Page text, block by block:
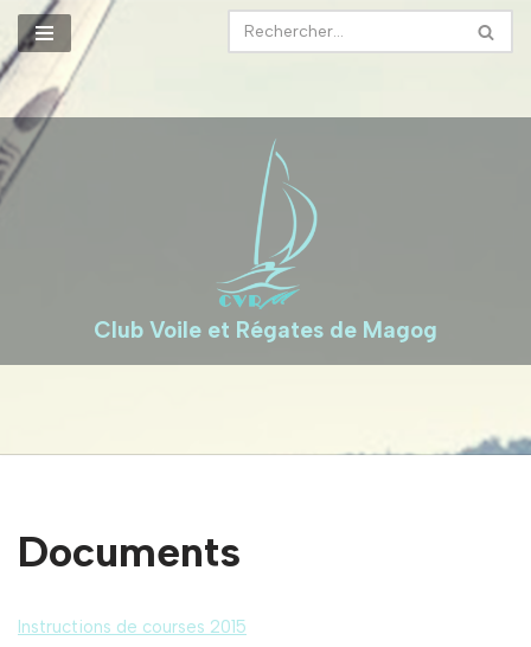
Aller
au
contenu
Club Voile et Régates de Magog
Documents
Instructions de courses 2015